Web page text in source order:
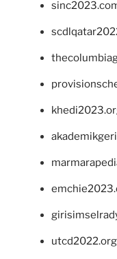
utcd2022.org